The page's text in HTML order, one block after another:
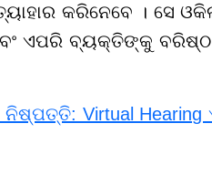
କରିନେବେ । ସେ
ଏପରି ବ୍ୟକ୍ତିଙ୍କୁ ବରିଷ୍ଠ
Virtual Hearing